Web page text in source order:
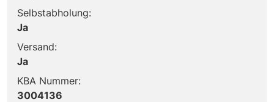
Selbstabholung:
Ja
Versand:
Ja
KBA Nummer:
3004136